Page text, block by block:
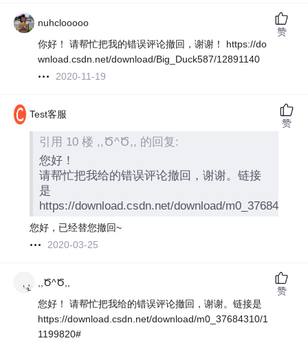
nuhclooooo
你好！ 请帮忙把我的错误评论撤回，谢谢！ https://do
wnload.csdn.net/download/Big_Duck587/12891140
2020-11-19
赞
Test客服
引用 10 楼 ,,Ծ^Ծ,, 的回复:
您好！
请帮忙把我给的错误评论撤回，谢谢。链接
是
https://download.csdn.net/download/m0_37684310/
您好，已经替您撤回~
2020-03-25
赞
,,Ծ^Ծ,,
您好！ 请帮忙把我给的错误评论撤回，谢谢。链接是
https://download.csdn.net/download/m0_37684310/1
1199820#
赞